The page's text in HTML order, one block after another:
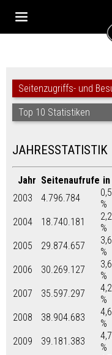
Seitenzugriffs- und
Top 10 Statistiken
JAHRESSTATISTIK
Jahr Seitenaufrufe in
2003
4.796.784
%
2004
18.740.181
%
2005
29.874.657
%
2006
30.269.127
%
2007
35.597.297
%
2008
38.904.683
%
2009
39.181.383
%